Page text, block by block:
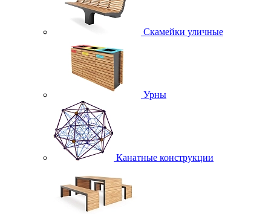
Скамейки уличные
Урны
Канатные конструкции